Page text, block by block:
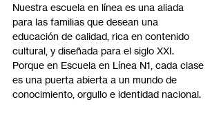
Nuestra escuela en línea es una aliada
para las familias que desean una
educación de calidad, rica en contenido
cultural, y diseñada para el siglo XXI.
Porque en Escuela en Línea N1, cada clase
es una puerta abierta a un mundo de
conocimiento, orgullo e identidad nacional.